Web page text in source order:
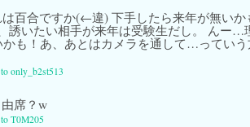
百合ですか(←違) 下手したら来年が無いか
誘いたい相手が来年は受験生だし。 んー…
も！あ、あとはカメラを通して…ってい
only_b2st513
席？w
T0M205